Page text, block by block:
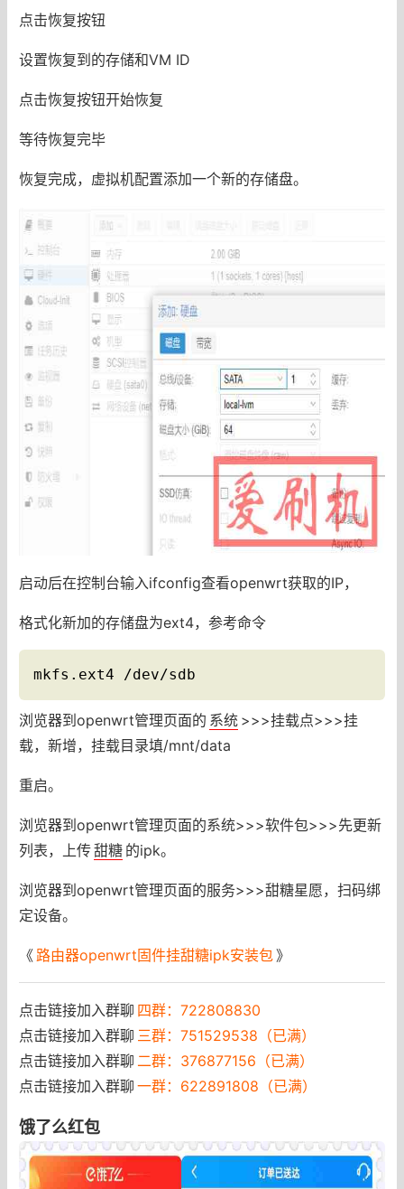
点击恢复按钮
设置恢复到的存储和VM ID
点击恢复按钮开始恢复
等待恢复完毕
恢复完成，虚拟机配置添加一个新的存储盘。
启动后在控制台输入ifconfig查看openwrt获取的IP，
格式化新加的存储盘为ext4，参考命令
mkfs.ext4 /dev/sdb
浏览器到openwrt管理页面的 系统 >>>挂载点>>>挂
载，新增，挂载目录填/mnt/data
重启。
浏览器到openwrt管理页面的系统>>>软件包>>>先更新
列表，上传甜糖 的ipk。
浏览器到openwrt管理页面的服务>>>甜糖星愿，扫码绑
定设备。
《 路由器openwrt固件挂甜糖ipk安装包》
点击链接加入群聊 四群：722808830
点击链接加入群聊 三群：751529538（已满）
点击链接加入群聊 二群：376877156（已满）
点击链接加入群聊 一群：622891808（已满）
饿了么红包